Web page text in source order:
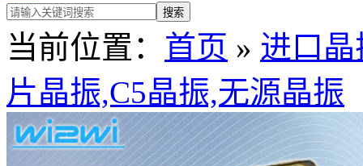
当前位置： 首页 » 进口晶
片晶振,C5晶振,无源晶振